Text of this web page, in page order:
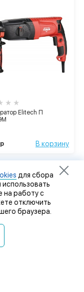
Elitech П
В корзину
для сбора
на работу с
отключить
браузера.